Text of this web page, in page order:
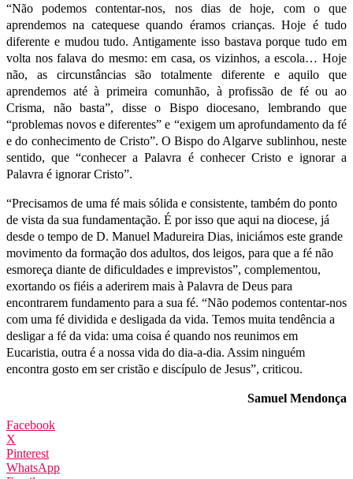
“Não podemos contentar-nos, nos dias de hoje, com o que
aprendemos na catequese quando éramos crianças. Hoje é tudo
diferente e mudou tudo. Antigamente isso bastava porque tudo em
volta nos falava do mesmo: em casa, os vizinhos, a escola… Hoje
não, as circunstâncias são totalmente diferente e aquilo que
aprendemos até à primeira comunhão, à profissão de fé ou ao
Crisma, não basta”, disse o Bispo diocesano, lembrando que
“problemas novos e diferentes” e “exigem um aprofundamento da fé
e do conhecimento de Cristo”. O Bispo do Algarve sublinhou, neste
sentido, que “conhecer a Palavra é conhecer Cristo e ignorar a
Palavra é ignorar Cristo”.
“Precisamos de uma fé mais sólida e consistente, também do ponto
de vista da sua fundamentação. É por isso que aqui na diocese, já
desde o tempo de D. Manuel Madureira Dias, iniciámos este grande
movimento da formação dos adultos, dos leigos, para que a fé não
esmoreça diante de dificuldades e imprevistos”, complementou,
exortando os fiéis a aderirem mais à Palavra de Deus para
encontrarem fundamento para a sua fé. “Não podemos contentar-nos
com uma fé dividida e desligada da vida. Temos muita tendência a
desligar a fé da vida: uma coisa é quando nos reunimos em
Eucaristia, outra é a nossa vida do dia-a-dia. Assim ninguém
encontra gosto em ser cristão e discípulo de Jesus”, criticou.
Samuel Mendonça
Facebook
X
Pinterest
WhatsApp